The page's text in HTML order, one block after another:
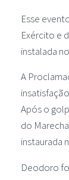
Esse
Exército e
instalada
A
Após o
do
instaurada
Deodoro